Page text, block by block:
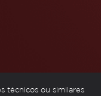
técnicos ou similares